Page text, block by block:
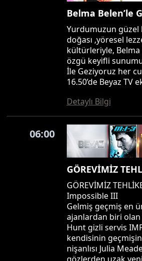
Belma Belen’le
Yurdumuzun güzel
doğası ,yöresel
kültürleriyle,
özgü keyifli
İle Geziyoruz her
16.50’de Beyaz TV
Detaylı Bilgi
06:00
GÖREVİMİZ
GÖREVİMİZ
Impossible III
Gelmiş geçmiş en
ajanlardan biri
Hunt gizli servis
kendisinin
nişanlısı Julia